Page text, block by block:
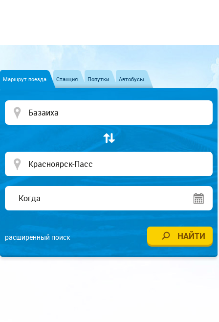
Маршрут поезда Станция Попутки Автобусы
расширенный поиск